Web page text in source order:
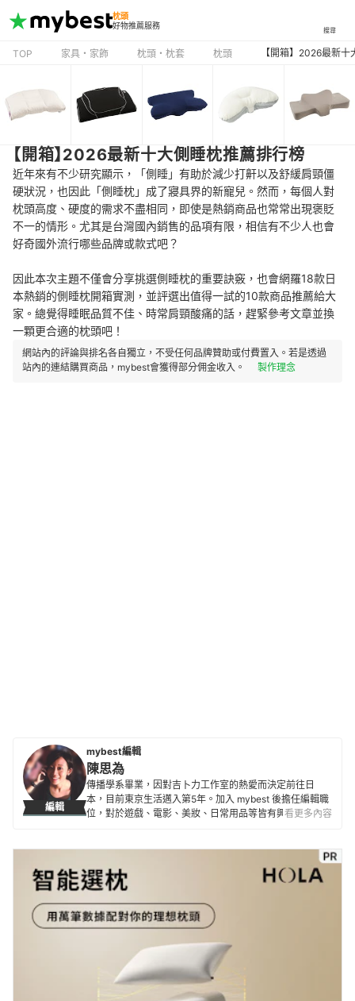
枕頭
好物推薦服務
搜尋
TOP 家具・家飾 枕頭・枕套 枕頭 【開箱】2026最新
【開箱】2026最新十大側睡枕推薦排行榜
近年來有不少研究顯示，「側睡」有助於減少打鼾以及舒緩肩頸僵
硬狀況，也因此「側睡枕」成了寢具界的新寵兒。然而，每個人對
枕頭高度、硬度的需求不盡相同，即使是熱銷商品也常常出現褒貶
不一的情形。尤其是台灣國內銷售的品項有限，相信有不少人也會
好奇國外流行哪些品牌或款式吧？
因此本次主題不僅會分享挑選側睡枕的重要訣竅，也會網羅18款日
本熱銷的側睡枕開箱實測，並評選出值得一試的10款商品推薦給大
家。總覺得睡眠品質不佳、時常肩頸酸痛的話，趕緊參考文章並換
一顆更合適的枕頭吧！
網站內的評論與排名各自獨立，不受任何品牌贊助或付費置入。若是透過
站內的連結購買商品，mybest會獲得部分佣金收入。
製作理念
編輯
mybest編輯
陳思為
傳播學系畢業，因對吉卜力工作室的熱愛而決定前往日
本，目前東京生活邁入第5年。加入 mybest 後擔任編輯職
位，對於遊戲、電影、美妝、日常用品等皆有興趣及研究
看更多內容